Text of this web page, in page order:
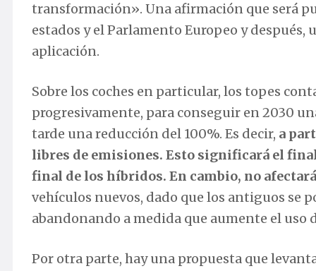
transformación». Una afirmación que será
estados y el Parlamento Europeo y después,
aplicación.
Sobre los coches en particular, los topes
progresivamente, para conseguir en 2030
tarde una reducción del 100%. Es decir, a
libres de emisiones. Esto significará el
final de los híbridos. En cambio, no
vehículos nuevos, dado que los antiguos se
abandonando a medida que aumente el uso
Por otra parte, hay una propuesta que